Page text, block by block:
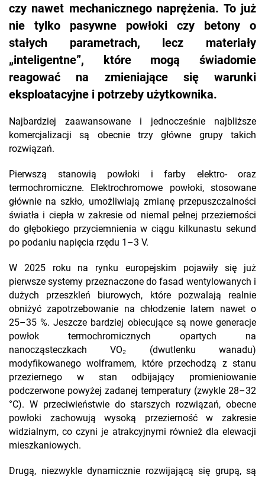
czy nawet mechanicznego naprężenia. To już
nie tylko pasywne powłoki czy betony o
stałych parametrach, lecz materiały
„inteligentne”, które mogą świadomie
reagować na zmieniające się warunki
eksploatacyjne i potrzeby użytkownika.
Najbardziej zaawansowane i jednocześnie najbliższe
komercjalizacji są obecnie trzy główne grupy takich
rozwiązań.
Pierwszą stanowią powłoki i farby elektro- oraz
termochromiczne. Elektrochromowe powłoki, stosowane
głównie na szkło, umożliwiają zmianę przepuszczalności
światła i ciepła w zakresie od niemal pełnej przezierności
do głębokiego przyciemnienia w ciągu kilkunastu sekund
po podaniu napięcia rzędu 1–3 V.
W 2025 roku na rynku europejskim pojawiły się już
pierwsze systemy przeznaczone do fasad wentylowanych i
dużych przeszkleń biurowych, które pozwalają realnie
obniżyć zapotrzebowanie na chłodzenie latem nawet o
25–35 %. Jeszcze bardziej obiecujące są nowe generacje
powłok termochromicznych opartych na
nanocząsteczkach VO₂ (dwutlenku wanadu)
modyfikowanego wolframem, które przechodzą z stanu
przeziernego w stan odbijający promieniowanie
podczerwone powyżej zadanej temperatury (zwykle 28–32
°C). W przeciwieństwie do starszych rozwiązań, obecne
powłoki zachowują wysoką przezierność w zakresie
widzialnym, co czyni je atrakcyjnymi również dla elewacji
mieszkaniowych.
Drugą, niezwykle dynamicznie rozwijającą się grupą, są